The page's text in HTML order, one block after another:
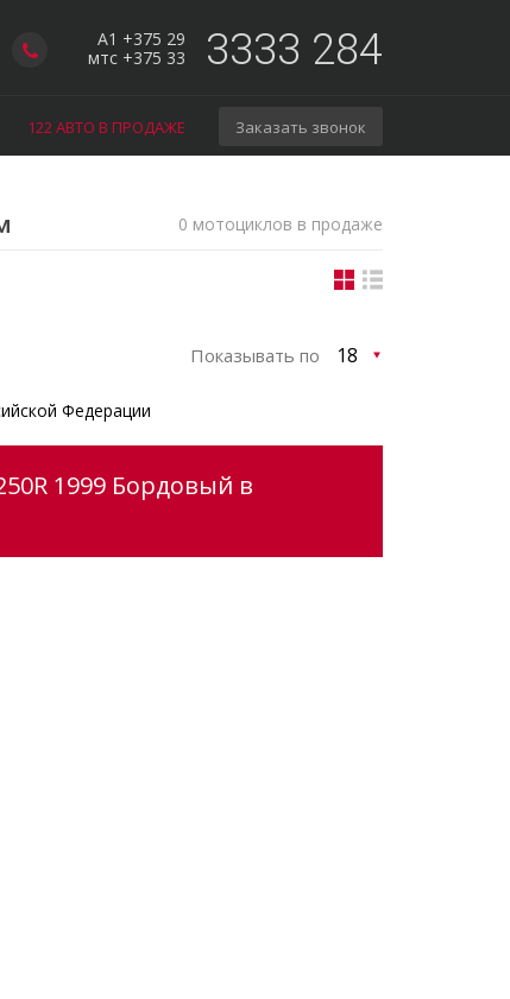
A1 +375 29
мтс +375 33
3333 284
122 АВТО В ПРОДАЖЕ Заказать звонок
0 мотоциклов в продаже
Показывать по
Федерации
1999 Бордовый в